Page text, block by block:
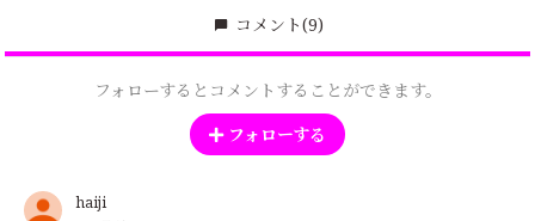
コメント(9)
フォローするとコメントすることができます。
フォローする
haiji